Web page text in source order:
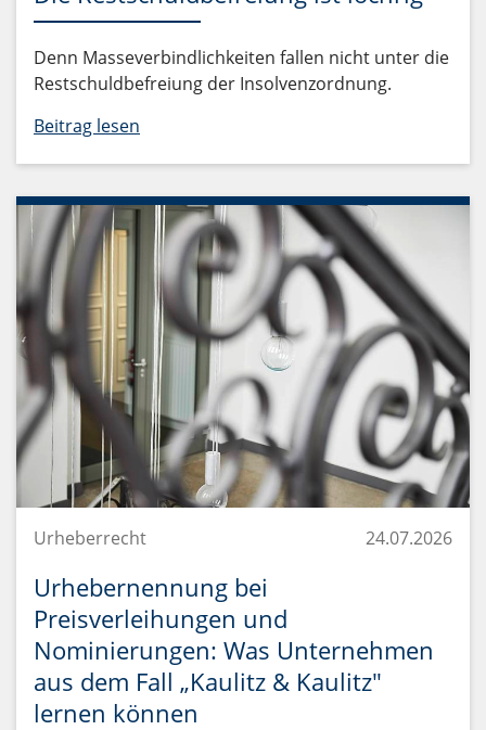
Denn Masseverbindlichkeiten fallen nicht unter die
Restschuldbefreiung der Insolvenzordnung.
Beitrag lesen
Urheberrecht 24.07.2026
Urhebernennung bei
Preisverleihungen und
Nominierungen: Was Unternehmen
aus dem Fall „Kaulitz & Kaulitz"
lernen können